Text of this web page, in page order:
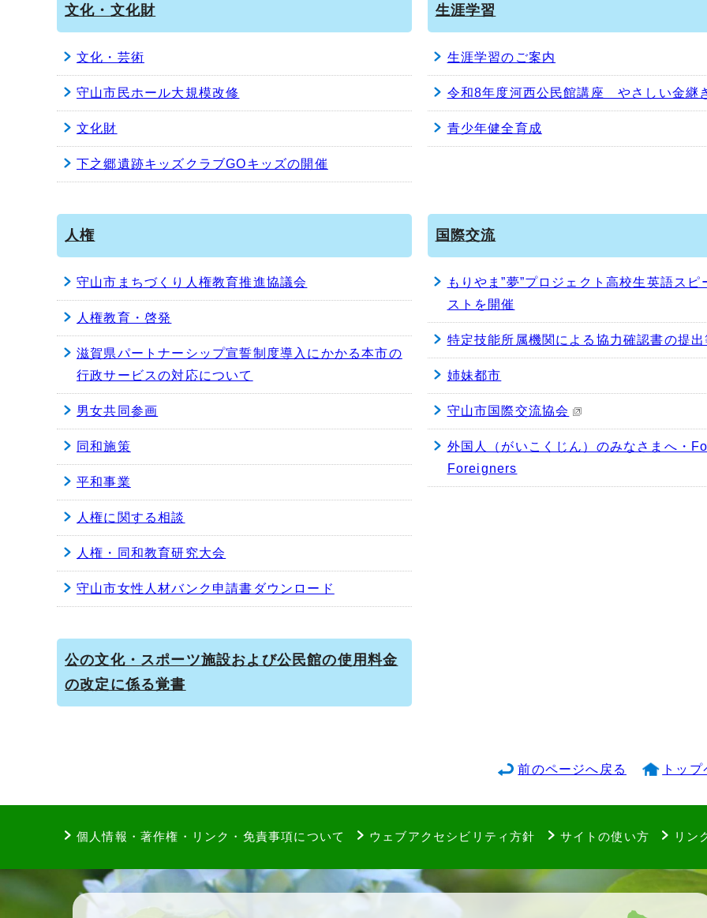
文化・文化財
文化・芸術
守山市民ホール大規模改修
文化財
下之郷遺跡キッズクラブGOキッズの開催
生涯学習
生涯学習のご案内
令和8年度河西公民館講座 やさしい金継
青少年健全育成
人権
守山市まちづくり人権教育推進協議会
人権教育・啓発
滋賀県パートナーシップ宣誓制度導入にかかる本市の
行政サービスの対応について
男女共同参画
同和施策
平和事業
人権に関する相談
人権・同和教育研究大会
守山市女性人材バンク申請書ダウンロード
国際交流
もりやま”夢”プロジェクト高校生英語スピ
ストを開催
特定技能所属機関による協力確認書の提
姉妹都市
守山市国際交流協会
外国人（がいこくじん）のみなさまへ・
Foreigners
公の文化・スポーツ施設および公民館の使用料金
の改定に係る覚書
前のページへ戻る トッ
個人情報・著作権・リンク・免責事項について ウェブアクセシビリティ方針 サイトの使い方 リン